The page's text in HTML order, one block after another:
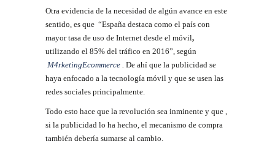
Otra evidencia de la necesidad de algún avance en este
sentido, es que “España destaca como el país con
mayor tasa de uso de Internet desde el móvil,
utilizando el 85% del tráfico en 2016”, según
M4rketingEcommerce De ahí que la publicidad se
haya enfocado a la tecnología móvil y que se usen las
redes sociales principalmente.
Todo esto hace que la revolución sea inminente y que ,
si la publicidad lo ha hecho, el mecanismo de compra
también debería sumarse al cambio.